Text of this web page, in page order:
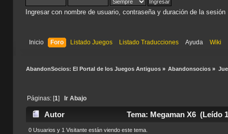
Ingresar con nombre de usuario, contraseña y duración de la sesión
Inicio Foro Listado Juegos Listado Traducciones Ayuda Wiki
AbandonSocios: El Portal de los Juegos Antiguos» Abandonsocios »
Páginas: [1] Ir Abajo
Autor Tema: Megaman X6 (Leído
0 Usuarios y 1 Visitante están viendo este tema.